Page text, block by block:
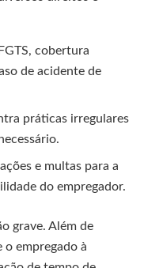
cobertura
de acidente de
práticas irregulares
e multas para a
do empregador.
grave. Além de
o empregado à